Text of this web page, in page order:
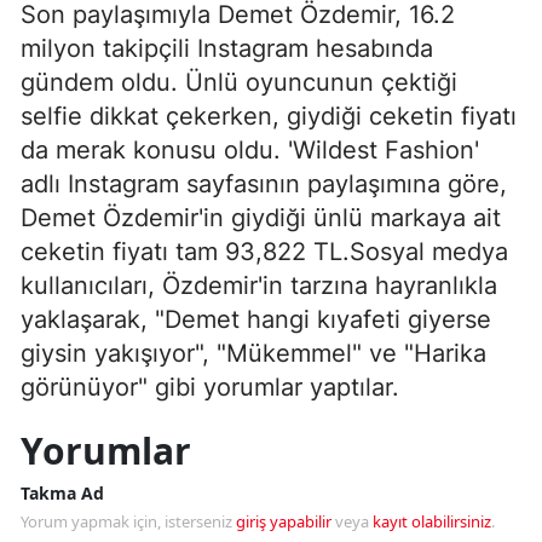
Son paylaşımıyla Demet Özdemir, 16.2
milyon takipçili Instagram hesabında
gündem oldu. Ünlü oyuncunun çektiği
selfie dikkat çekerken, giydiği ceketin fiyatı
da merak konusu oldu. 'Wildest Fashion'
adlı Instagram sayfasının paylaşımına göre,
Demet Özdemir'in giydiği ünlü markaya ait
ceketin fiyatı tam 93,822 TL.Sosyal medya
kullanıcıları, Özdemir'in tarzına hayranlıkla
yaklaşarak, "Demet hangi kıyafeti giyerse
giysin yakışıyor", "Mükemmel" ve "Harika
görünüyor" gibi yorumlar yaptılar.
Yorumlar
Takma Ad
Yorum yapmak için, istersenizgiriş yapabilirveya kayıt olabilirsiniz.